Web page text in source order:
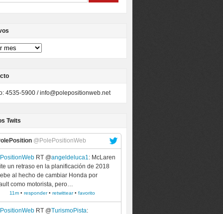
4535-5900 /info@polepositionweb.net
Twits
@PolePositionWeb
RT @angeldeluca1: McLaren
un retraso en la planificación de 2018
al hecho de cambiar Honda por
como motorista, pero…
11m • responder• retwittear• favorito
RT @TurismoPista: